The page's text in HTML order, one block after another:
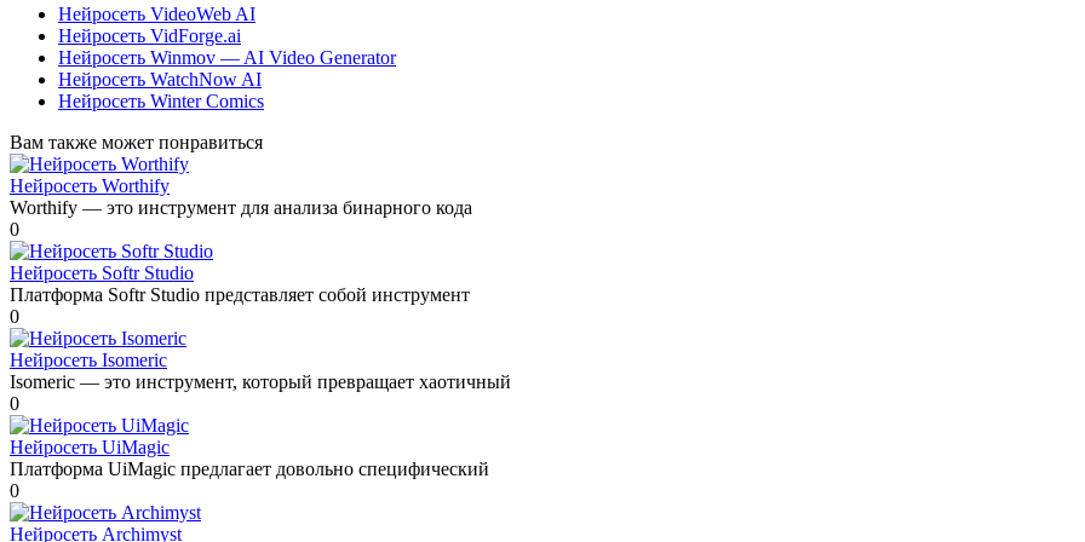
Нейросеть VideoWeb AI
Нейросеть VidForge.ai
Нейросеть Winmov — AI Video Generator
Нейросеть WatchNow AI
Нейросеть Winter Comics
Вам также может понравиться
Нейросеть Worthify
Worthify — это инструмент для анализа бинарного кода
0
Нейросеть Softr Studio
Платформа Softr Studio представляет собой инструмент
0
Нейросеть Isomeric
Isomeric — это инструмент, который превращает хаотичный
0
Нейросеть UiMagic
Платформа UiMagic предлагает довольно специфический
0
Нейросеть Archimyst